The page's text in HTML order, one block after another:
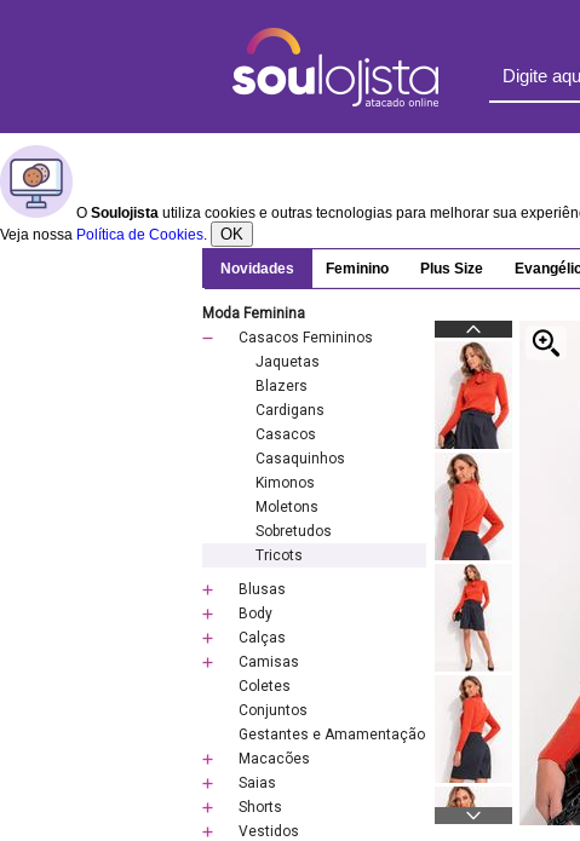
O Soulojista utiliza cookies e outras tecnologias para melhorar sua
Veja nossa Política de Cookies. OK
Novidades Feminino Plus Size
Moda Feminina
Casacos Femininos
Jaquetas
Blazers
Cardigans
Casacos
Casaquinhos
Kimonos
Moletons
Sobretudos
Tricots
Blusas
Body
Calças
Camisas
Coletes
Conjuntos
Gestantes e Amamentação
Macacões
Saias
Shorts
Vestidos